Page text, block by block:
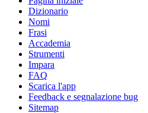
Dizionario
Nomi
Frasi
Accademia
Strumenti
Impara
FAQ
Scarica l'app
Feedback e segnalazione bug
Sitemap